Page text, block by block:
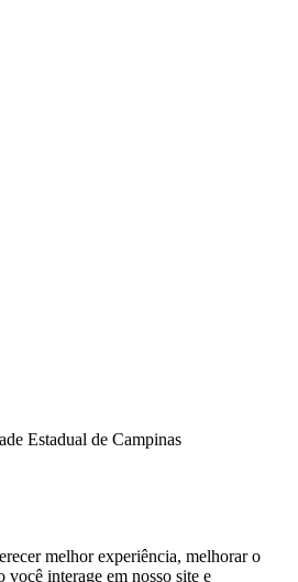
Estadual de Campinas
melhor experiência, melhorar o
você interage em nosso site e